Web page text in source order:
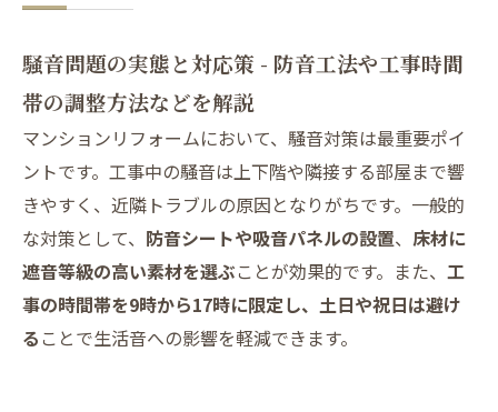
騒音問題の実態と対応策 - 防音工法や工事時間
帯の調整方法などを解説
マンションリフォームにおいて、騒音対策は最重要ポイ
ントです。工事中の騒音は上下階や隣接する部屋まで響
きやすく、近隣トラブルの原因となりがちです。一般的
な対策として、 防音シートや吸音パネルの設置、 床材に
遮音等級の高い素材を選ぶことが効果的です。また、 工
事の時間帯を9時から17時に限定し、土日や祝日は避け
る ことで生活音への影響を軽減できます。